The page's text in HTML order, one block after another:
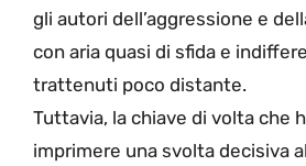
gli autori dell’aggressione e
con aria quasi di sfida e
trattenuti poco distante.
Tuttavia, la chiave di volta che
imprimere una svolta decisiva